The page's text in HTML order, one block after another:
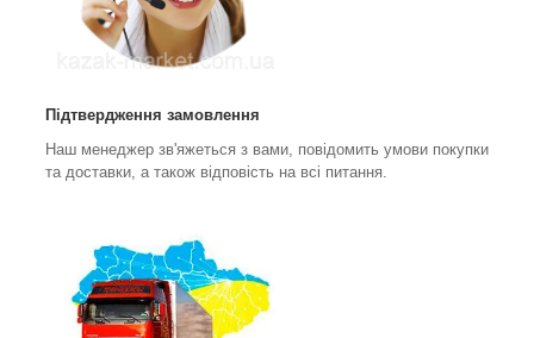
Підтвердження замовлення
Наш менеджер зв'яжеться з вами, повідомить умови покупки
та доставки, а також відповість на всі питання.